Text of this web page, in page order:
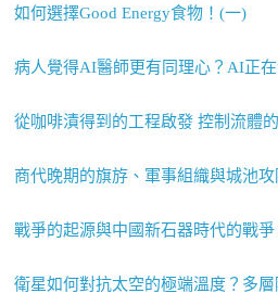
如何選擇Good Energy食物！(一)
病人覺得AI醫師更有同理心？AI正在
從咖啡漬得到的工程啟發 控制流體
商代晚期的旗斿、軍事組織與城池攻
戰爭的起源與中國新石器時代的戰爭
衛星如何對抗太空的極端溫度？多